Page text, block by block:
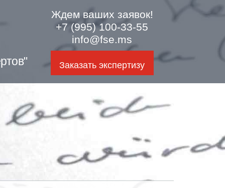
Ждем ваших заявок!
+7 (995) 100-33-55
info@fse.ms
Заказать экспертизу